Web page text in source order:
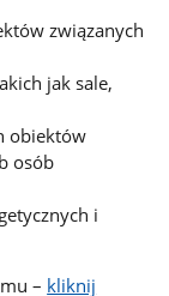
związanych
jak sale,
obiektów
osób
i
– kliknij